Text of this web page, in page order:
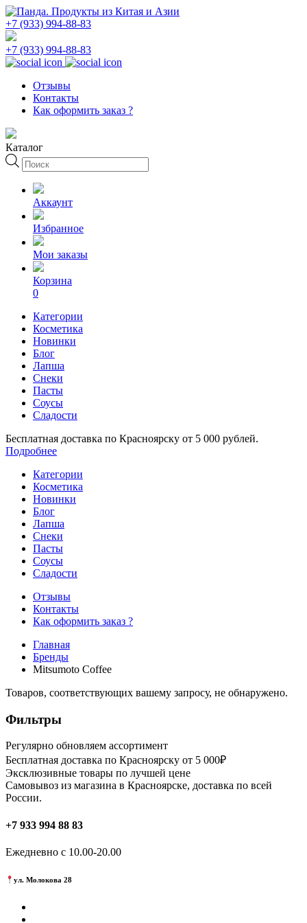
+7 (933) 994-88-83
+7 (933) 994-88-83
Отзывы
Контакты
Как оформить заказ ?
Каталог
Поиск
товаров
Аккаунт
Избранное
Мои заказы
Корзина
0
Категории
Косметика
Новинки
Блог
Лапша
Снеки
Пасты
Соусы
Сладости
Бесплатная доставка по Красноярску от 5 000 рублей.
Подробнее
Категории
Косметика
Новинки
Блог
Лапша
Снеки
Пасты
Соусы
Сладости
Отзывы
Контакты
Как оформить заказ ?
Главная
Бренды
Mitsumoto Coffee
Товаров, соответствующих вашему запросу, не обнаружено.
Фильтры
Регулярно обновляем ассортимент
Бесплатная доставка по Красноярску от 5 000₽
Эксклюзивные товары по лучшей цене
Самовывоз из магазина в Красноярске, доставка по всей
России.
+7 933 994 88 83
Ежедневно с 10.00-20.00
ул. Молокова 28